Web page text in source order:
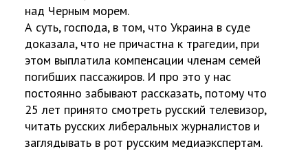
над Черным морем.
А суть, господа, в том, что Украина в суде
доказала, что не причастна к трагедии, при
этом выплатила компенсации членам семей
погибших пассажиров. И про это у нас
постоянно забывают рассказать, потому что
25 лет принято смотреть русский телевизор,
читать русских либеральных журналистов и
заглядывать в рот русским медиаэкспертам.